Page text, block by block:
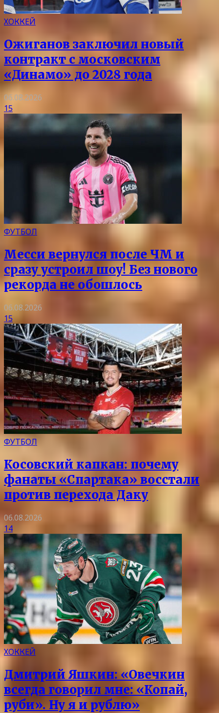
ХОККЕЙ
Ожиганов заключил новый
контракт с московским
«Динамо» до 2028 года
06.08.2026
15
ФУТБОЛ
Месси вернулся после ЧМ и
сразу устроил шоу! Без нового
рекорда не обошлось
06.08.2026
15
ФУТБОЛ
Косовский капкан: почему
фанаты «Спартака» восстали
против перехода Даку
06.08.2026
14
ХОККЕЙ
Дмитрий Яшкин: «Овечкин
всегда говорил мне: «Копай,
руби». Ну я и рублю»